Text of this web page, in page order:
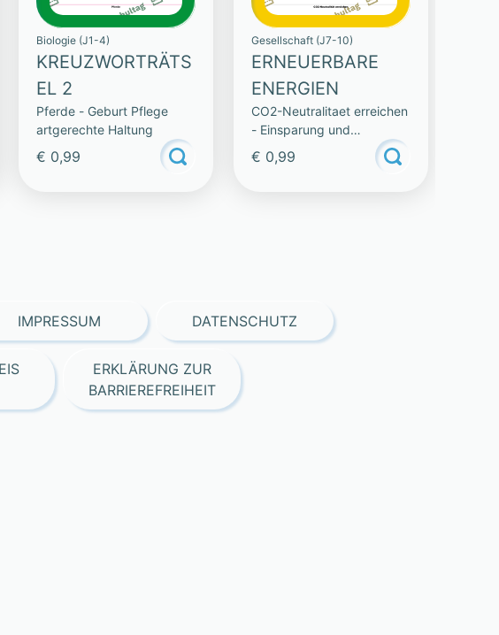
Biologie (J1-4)
KREUZWORTRÄTS
EL 2
Pferde - Geburt Pflege
artgerechte Haltung
€ 0,99
Gesellschaft (J7-10)
ERNEUERBARE
ENERGIEN
CO2-Neutralitaet erreichen
- Einsparung und
Technologie
€ 0,99
IMPRESSUM DATENSCHUTZ
ERKLÄRUNG ZUR
BARRIEREFREIHEIT